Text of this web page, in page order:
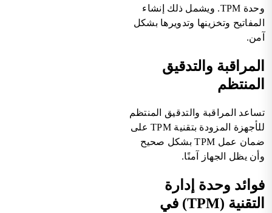
وحدة TPM. ويشمل ذلك إنشاء
المفاتيح وتخزينها وتدويرها بشكل
آمن.
المراقبة والتدقيق
المنتظم
تساعد المراقبة والتدقيق المنتظم
للأجهزة المزودة بتقنية TPM على
ضمان عمل TPM بشكل صحيح
وأن يظل الجهاز آمنًا.
فوائد وحدة إدارة
التقنية (TPM) في